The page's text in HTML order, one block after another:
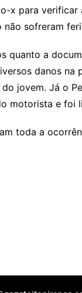
x para
sofreram
quanto a
danos na
jovem. Já o
motorista e foi
toda a